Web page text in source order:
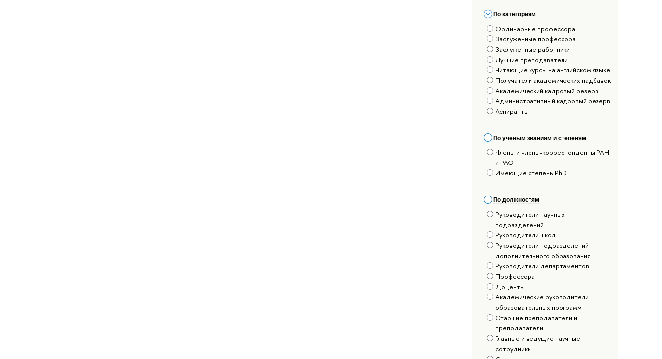
По категориям
Ординарные профессора
Заслуженные профессора
Заслуженные работники
Лучшие преподаватели
Читающие курсы на английском языке
Получатели академических надбавок
Академический кадровый резерв
Административный кадровый резерв
Аспиранты
По учёным званиям и степеням
Члены и члены-корреспонденты РАН
и РАО
Имеющие степень PhD
По должностям
Руководители научных
подразделений
Руководители школ
Руководители подразделений
дополнительного образования
Руководители департаментов
Профессора
Доценты
Академические руководители
образовательных программ
Старшие преподаватели и
преподаватели
Главные и ведущие научные
сотрудники